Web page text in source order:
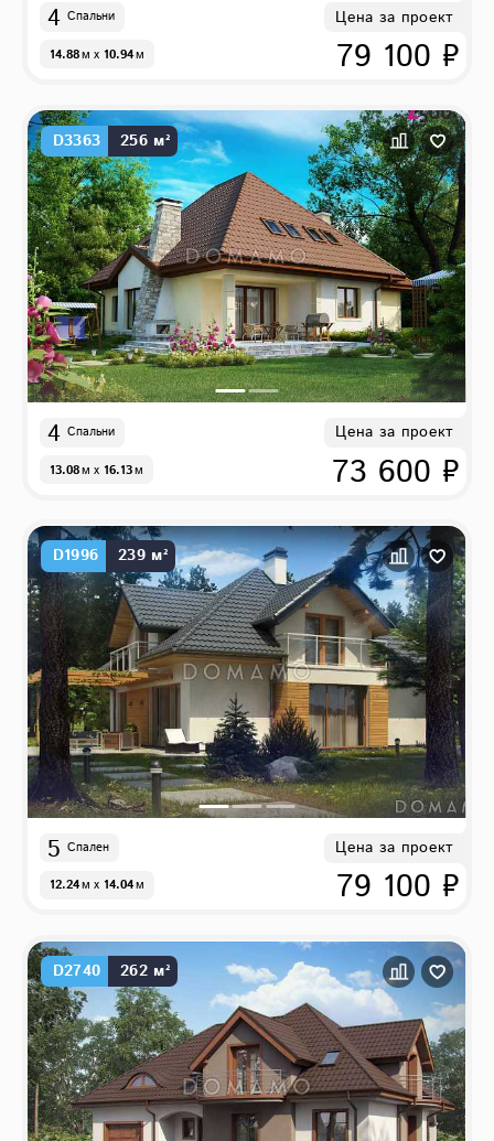
4 Спальни
14.88м x 10.94м
Цена за проект
79 100 ₽
D3363 256 м²
4 Спальни
13.08м x 16.13м
Цена за проект
73 600 ₽
D1996 239 м²
5 Спален
12.24м x 14.04м
Цена за проект
79 100 ₽
D2740 262 м²